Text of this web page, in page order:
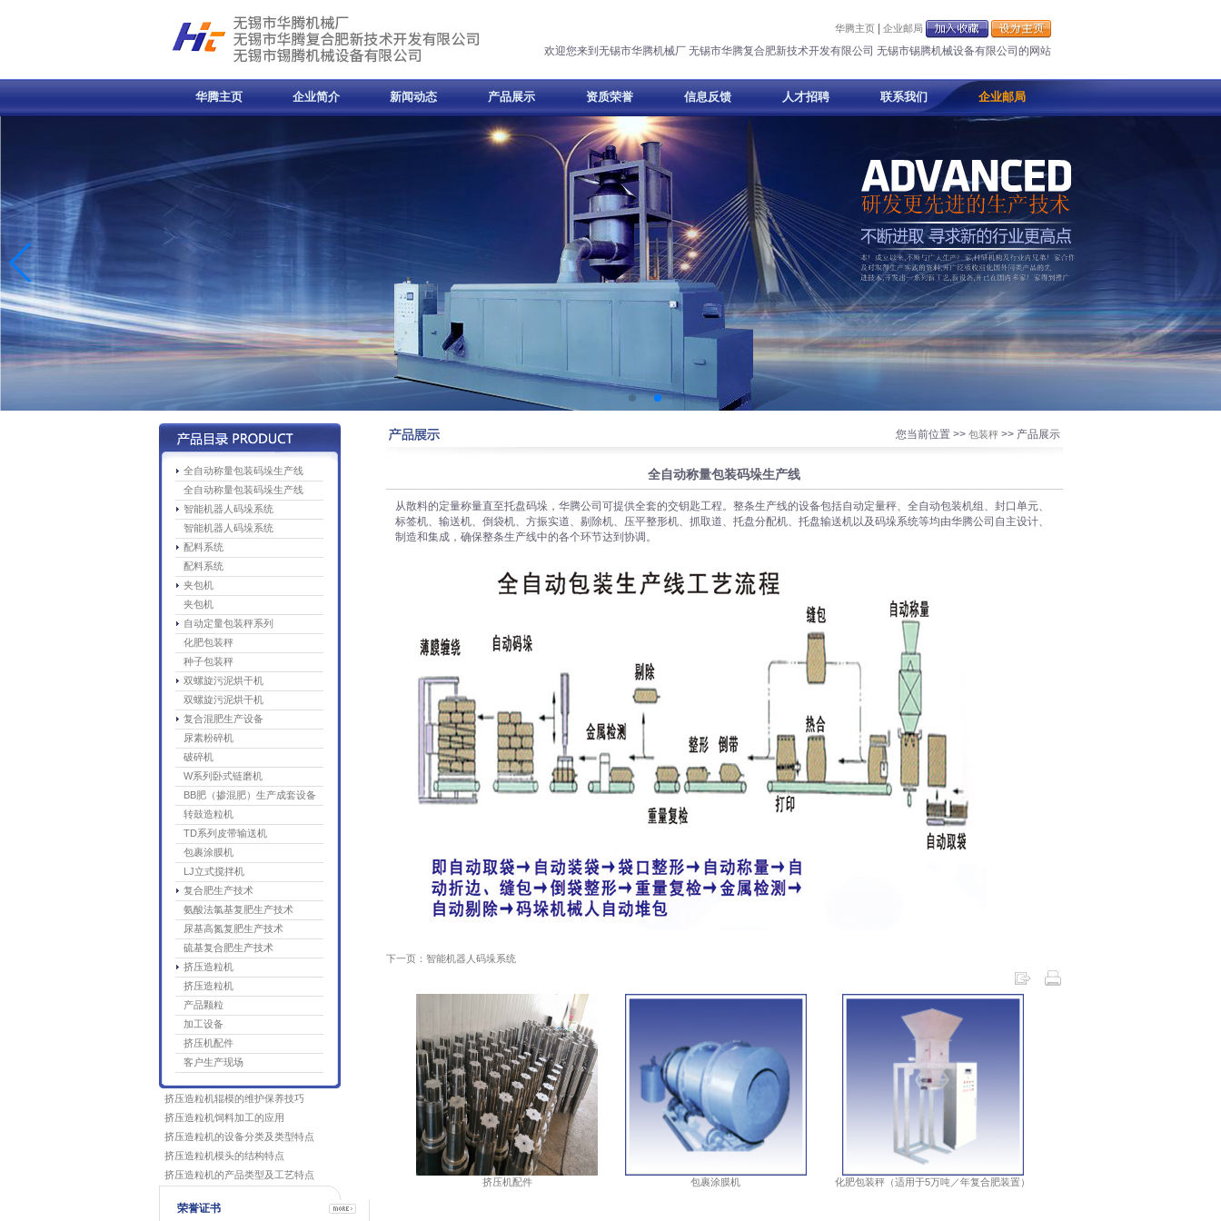
华腾主页 企业邮局
欢迎您来到无锡市华腾机械厂 无锡市华腾复合肥新技术开发有限公司 无锡市锡腾机械设备有限公司的网站
华腾主页 企业简介 新闻动态 产品展示 资质荣誉 信息反馈 人才招聘 联系我们 企业邮局
全自动称量包装码垛生产线
全自动称量包装码垛生产线
智能机器人码垛系统
智能机器人码垛系统
配料系统
配料系统
夹包机
夹包机
自动定量包装秤系列
化肥包装秤
种子包装秤
双螺旋污泥烘干机
双螺旋污泥烘干机
复合混肥生产设备
尿素粉碎机
破碎机
W系列卧式链磨机
BB肥（掺混肥）生产成套设备
转鼓造粒机
TD系列皮带输送机
包裹涂膜机
LJ立式搅拌机
复合肥生产技术
氨酸法氯基复肥生产技术
尿基高氮复肥生产技术
硫基复合肥生产技术
挤压造粒机
挤压造粒机
产品颗粒
加工设备
挤压机配件
客户生产现场
挤压造粒机辊模的维护保养技巧
挤压造粒机饲料加工的应用
挤压造粒机的设备分类及类型特点
挤压造粒机模头的结构特点
挤压造粒机的产品类型及工艺特点
荣誉证书
您当前位置 >> 包装秤 >> 产品展示
全自动称量包装码垛生产线
从散料的定量称量直至托盘码垛，华腾公司可提供全套的交钥匙工程。整条生产线的设备包括自动定量秤、全自动包装机组、封口单元、
标签机、输送机、倒袋机、方振实道、剔除机、压平整形机、抓取道、托盘分配机、托盘输送机以及码垛系统等均由华腾公司自主设计、
制造和集成，确保整条生产线中的各个环节达到协调。
下一页：智能机器人码垛系统
挤压机配件 包裹涂膜机 化肥包装秤（适用于5万吨／年复合肥装置）